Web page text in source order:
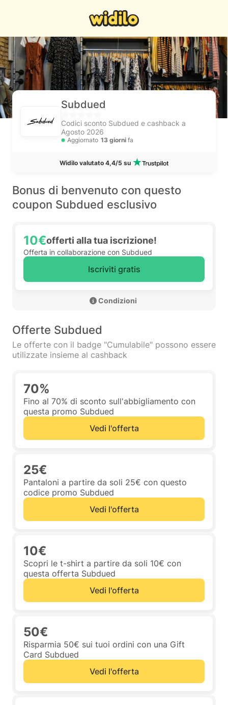
Subdued
Codici sconto Subdued e cashback a
Agosto 2026
Aggiornato 13 giorni fa
Widilo valutato 4,4/5 su
Bonus di benvenuto con questo
coupon Subdued esclusivo
10€offerti alla tua iscrizione!
Offerta in collaborazione con Subdued
Iscriviti gratis
Offerte Subdued
Le offerte con il badge "Cumulabile" possono essere
utilizzate insieme al cashback
70%
Fino al 70% di sconto sull'abbigliamento con
questa promo Subdued
Vedi l'offerta
25€
Pantaloni a partire da soli 25€ con questo
codice promo Subdued
Vedi l'offerta
10€
Scopri le t-shirt a partire da soli 10€ con
questa offerta Subdued
Vedi l'offerta
50€
Risparmia 50€ sui tuoi ordini con una Gift
Card Subdued
Vedi l'offerta